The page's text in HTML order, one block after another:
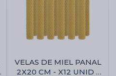
VELAS DE MIEL PANAL
2X20 CM - X12 UNID -